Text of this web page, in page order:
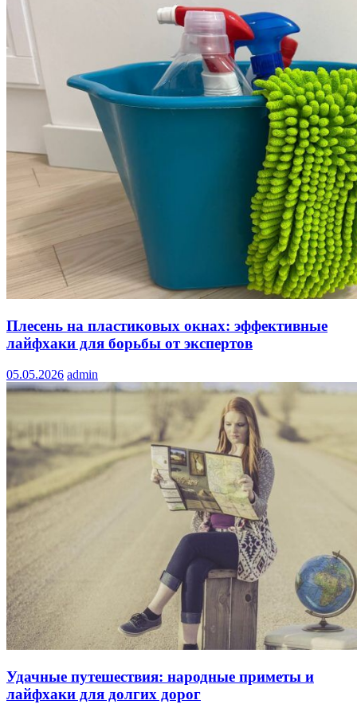
Плесень на пластиковых окнах: эффективные
лайфхаки для борьбы от экспертов
05.05.2026 admin
Удачные путешествия: народные приметы и
лайфхаки для долгих дорог